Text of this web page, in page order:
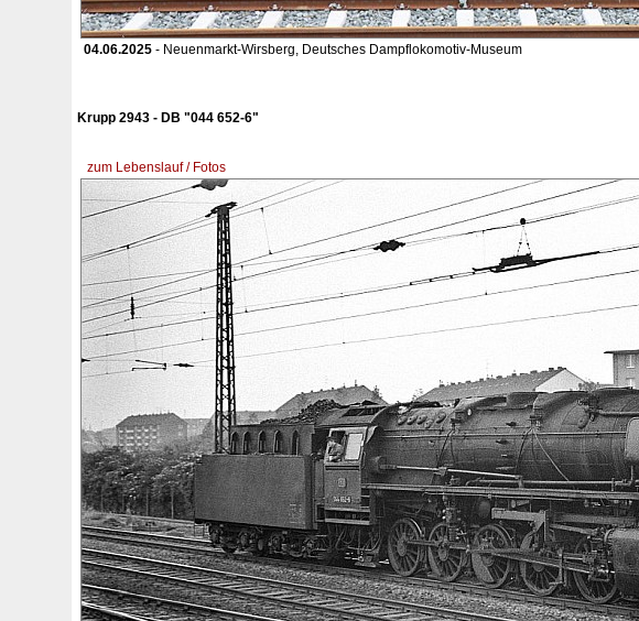
04.06.2025- Neuenmarkt-Wirsberg, Deutsches Dampflokomotiv-Museum
Krupp 2943 - DB "044 652-6"
zum Lebenslauf / Fotos